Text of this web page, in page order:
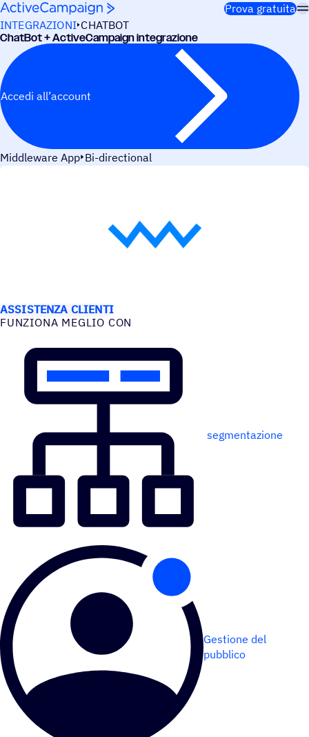
Salta al contenuto
Prova gratuita
INTEGRAZIONI CHATBOT
ChatBot + ActiveCampaign integrazione
Accedi all’account
Middleware App Bi-directional
ASSISTENZA CLIENTI
FUNZIONA MEGLIO CON
segmentazione
Gestione del
pubblico